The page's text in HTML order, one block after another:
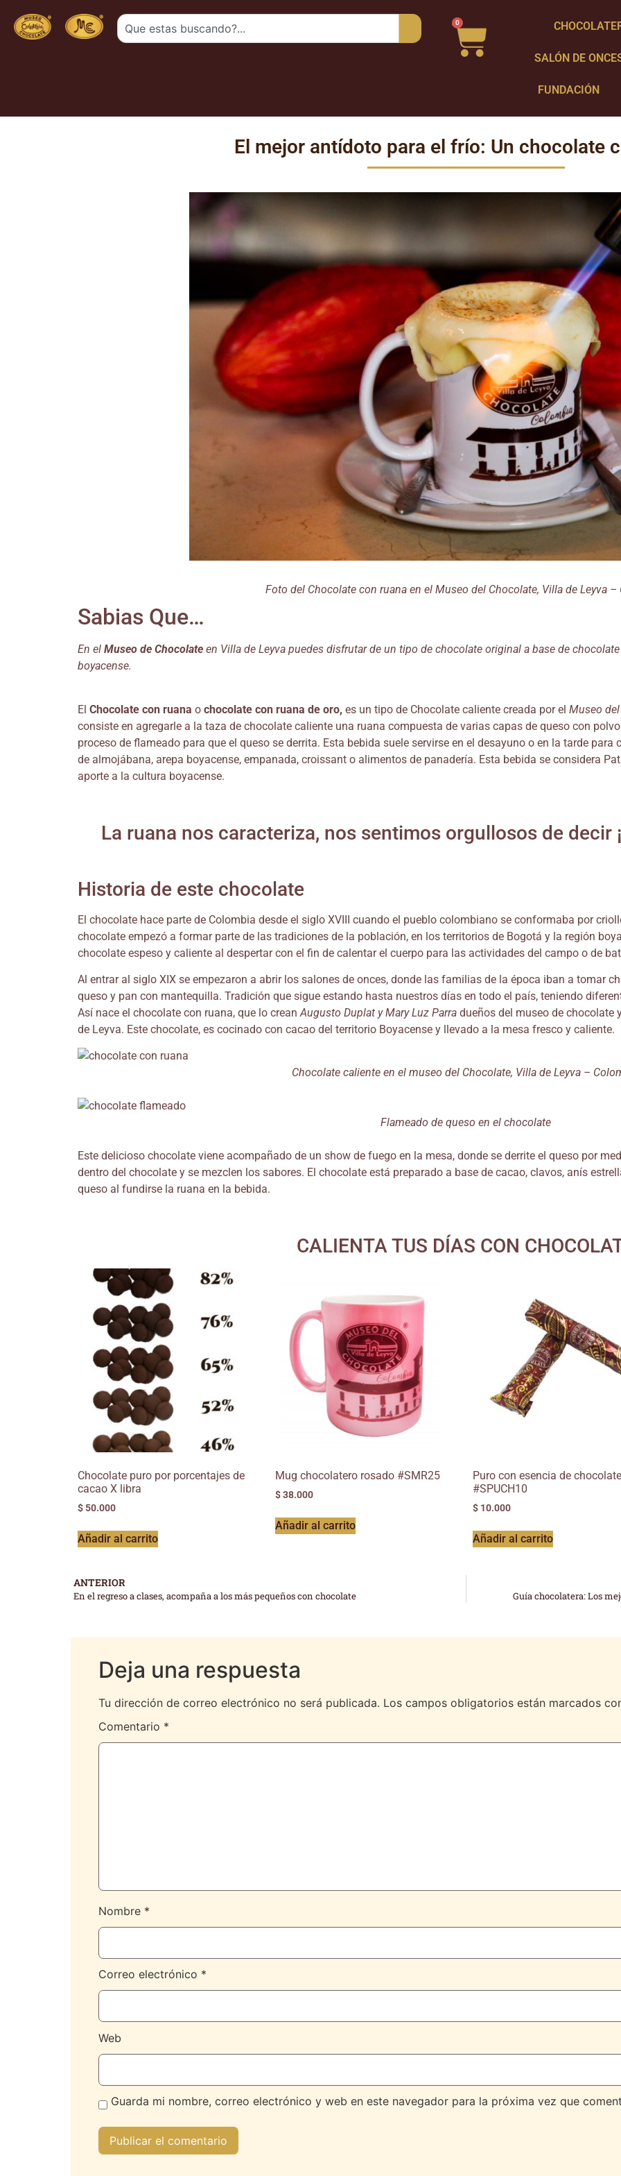
0
SALÓN DE
FUNDACIÓN
El mejor antídoto para el frío: Un chocolate
Foto del Chocolate con ruana en el Museo del Chocolate, Villa de Leyva –
Sabias Que…
En el Museo de Chocolate en Villa de Leyva puedes disfrutar de un tipo de chocolate original a base de
boyacense.
El Chocolate con ruana o chocolate con ruana de oro, es un tipo de Chocolate caliente creada por el Museo
consiste en agregarle a la taza de chocolate caliente una ruana compuesta de varias capas de queso con
proceso de flameado para que el queso se derrita. Esta bebida suele servirse en el desayuno o en la tarde
de almojábana, arepa boyacense, empanada, croissant o alimentos de panadería. Esta bebida se considera
aporte a la cultura boyacense.
La ruana nos caracteriza, nos sentimos orgullosos de decir
Historia de este chocolate
El chocolate hace parte de Colombia desde el siglo XVIII cuando el pueblo colombiano se conformaba por
chocolate empezó a formar parte de las tradiciones de la población, en los territorios de Bogotá y la región
chocolate espeso y caliente al despertar con el fin de calentar el cuerpo para las actividades del campo o de
Al entrar al siglo XIX se empezaron a abrir los salones de onces, donde las familias de la época iban a tomar
queso y pan con mantequilla. Tradición que sigue estando hasta nuestros días en todo el país, teniendo
Así nace el chocolate con ruana, que lo creanAugusto Duplat y Mary Luz Parra dueños del museo de chocolate
de Leyva. Este chocolate, es cocinado con cacao del territorio Boyacense y llevado a la mesa fresco y caliente.
Chocolate caliente en el museo del Chocolate, Villa de Leyva –
Flameado de queso en el chocolate
Este delicioso chocolate viene acompañado de un show de fuego en la mesa, donde se derrite el queso por
dentro del chocolate y se mezclen los sabores. El chocolate está preparado a base de cacao, clavos, anís
queso al fundirse la ruana en la bebida.
CALIENTA TUS DÍAS CON
Chocolate puro por porcentajes de
cacao X libra
$ 50.000
Añadir al carrito
Mug chocolatero rosado #SMR25
$38.000
Añadir al carrito
Puro con esencia de chocolate
#SPUCH10
$ 10.000
Añadir al carrito
ANTERIOR
En el regreso a clases, acompaña a los más pequeños con chocolate Guía chocolatera: Los
Deja una respuesta
Tu dirección de correo electrónico no será publicada. Los campos obligatorios están marcados
Comentario *
Nombre *
Correo electrónico *
Web
Guarda mi nombre, correo electrónico y web en este navegador para la próxima vez que